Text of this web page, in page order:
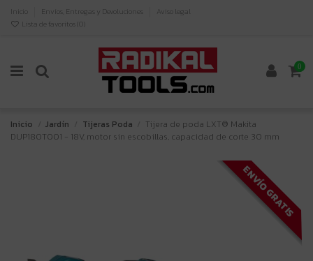
Inicio Envíos, Entregas y Devoluciones
Aviso legal
Lista de favoritos ( 0)
0
Inicio Jardín Tijeras Poda
Tijera de poda LXT® Makita
DUP180T001 - 18V, motor sin escobillas, capacidad de corte 30 mm
ENVÍO GRATIS